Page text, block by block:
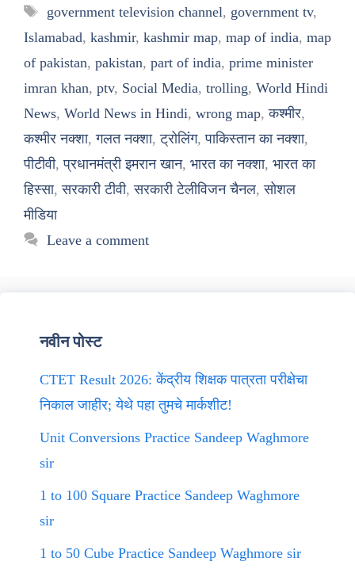
Tags
government television channel, government tv,
Islamabad, kashmir, kashmir map, map of india, map
of pakistan, pakistan, part of india, prime minister
imran khan, ptv, Social Media, trolling, World Hindi
News, World News in Hindi, wrong map,कश्मीर,
कश्मीर नक्शा,गलत नक्शा,ट्रोलिंग,पाकिस्तान का नक्शा,
पीटीवी,प्रधानमंत्री इमरान खान, भारत का नक्शा, भारत का
हिस्सा,सरकारी टीवी,सरकारी टेलीविजन चैनल,सोशल
मीडिया
Leave a comment
नवीन पोस्ट
CTET Result 2026: केंद्रीय शिक्षक पात्रता परीक्षेचा
निकाल जाहीर; येथे पहा तुमचे मार्कशीट!
Unit Conversions Practice Sandeep Waghmore
sir
1 to 100 Square Practice Sandeep Waghmore
sir
1 to 50 Cube Practice Sandeep Waghmore sir